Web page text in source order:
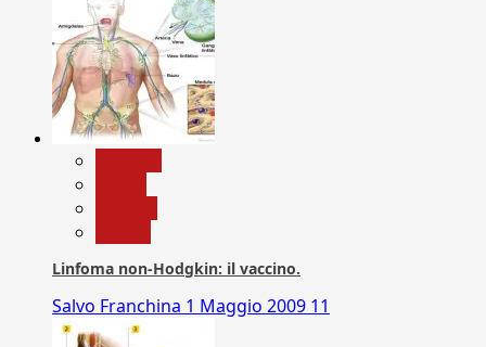
Linfoma non-Hodgkin: il vaccino.
Salvo Franchina 1 Maggio 2009 11